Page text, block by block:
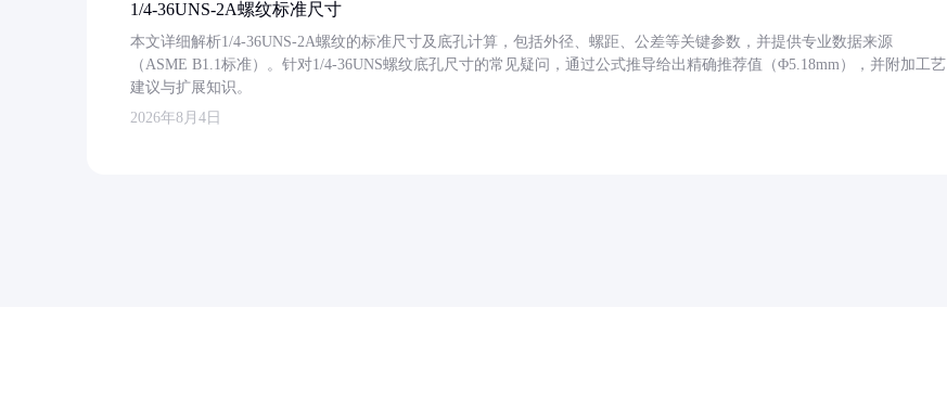
1/4-36UNS-2A螺纹标准尺寸
本文详细解析1/4-36UNS-2A螺纹的标准尺寸及底孔计算，包括外径、螺距、公差等关键参数，并提供专业数据来源
（ASME B1.1标准）。针对1/4-36UNS螺纹底孔尺寸的常见疑问，通过公式推导给出精确推荐值（Φ5.18mm），并附加工艺
建议与扩展知识。
2026年8月4日